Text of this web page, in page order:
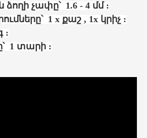
չափը՝ 1.6 - 4 մմ :
1 x քաշ , 1x կրիչ :
:
1 տարի :